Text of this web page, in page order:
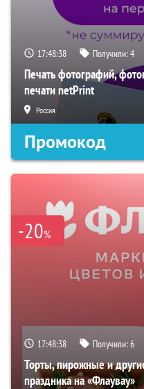
17:48:37 Получили:4
Печать фотографий,
печати netPrint
Россия
Промокод
-20%
17:48:37 Получили:6
Торты, пирожные и
праздника на «Флаувау»